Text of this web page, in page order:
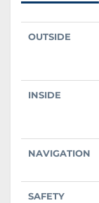
OUTSIDE
INSIDE
NAVIGATION
SAFETY